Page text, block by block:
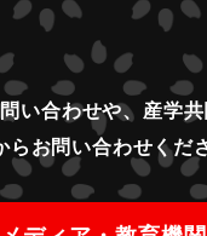
い合わせや、産学
らお問い合わせくだ